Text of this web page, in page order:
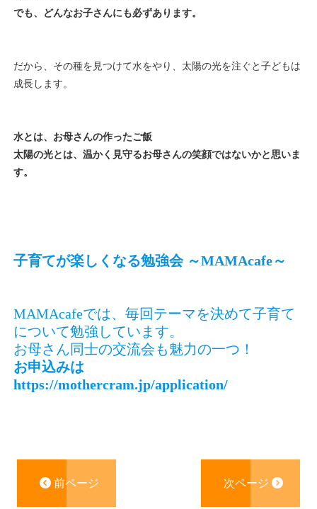
でも、どんなお子さんにも必ずあります。
だから、その種を見つけて水をやり、太陽の光を注ぐと子どもは
成長します。
水とは、お母さんの作ったご飯
太陽の光とは、温かく見守るお母さんの笑顔ではないかと思いま
す。
子育てが楽しくなる勉強会 ～MAMAcafe～
MAMAcafeでは、毎回テーマを決めて子育て
について勉強しています。
お母さん同士の交流会も魅力の一つ！
お申込みは
https://mothercram.jp/application/
前ページ 次ページ